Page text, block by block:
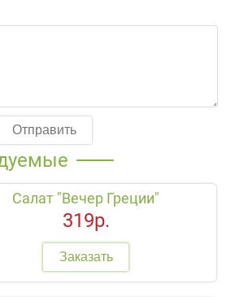
Отправить
Салат "Вечер Греции"
319р.
Заказать